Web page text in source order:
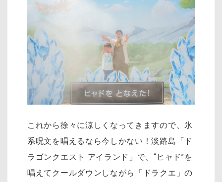
これから徐々に涼しくなってきますので、氷
系呪文を唱えるなら今しかない！淡路島「ド
ラゴンクエスト アイランド」で、“ヒャド”を
唱えてクールダウンしながら「ドラクエ」の